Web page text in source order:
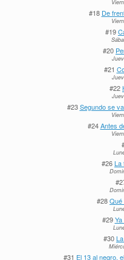
#18 De
#19
#20
#21
#22
#23Segundo se
#24Antes
#26La
#28Qué
#29
#30
#31 El 13 al negro,